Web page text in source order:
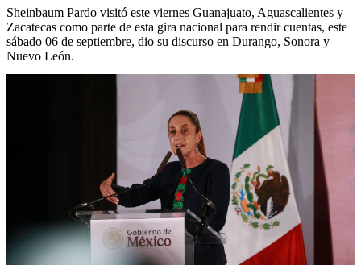
Sheinbaum Pardo visitó este viernes Guanajuato, Aguascalientes y
Zacatecas como parte de esta gira nacional para rendir cuentas, este
sábado 06 de septiembre, dio su discurso en Durango, Sonora y
Nuevo León.